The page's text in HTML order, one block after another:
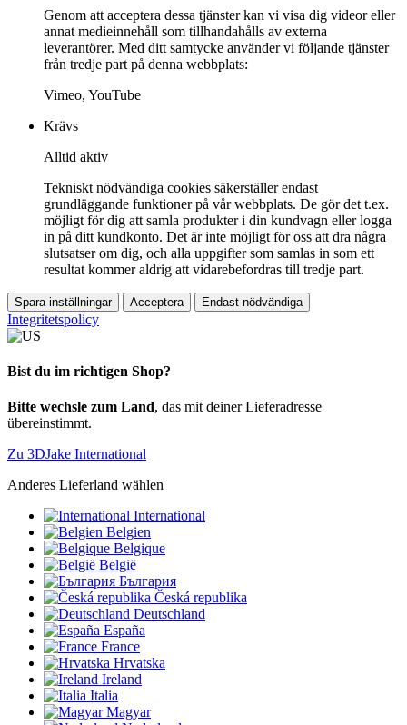
Genom att acceptera dessa tjänster kan vi visa dig videor eller
annat medieinnehåll som tillhandahålls av externa
leverantörer. Med ditt samtycke använder vi följande tjänster
från tredje part på denna webbplats:
Vimeo, YouTube
Krävs
Alltid aktiv
Tekniskt nödvändiga cookies säkerställer endast
grundläggande funktioner på vår webbplats. De gör det t.ex.
möjligt för dig att samla produkter i din kundvagn eller logga
in på ditt kundkonto. Det är inte möjligt för oss att dra några
slutsatser om dig, och alla uppgifter som samlas in som ett
resultat kommer aldrig att vidarebefordras till tredje part.
Spara inställningar Acceptera Endast nödvändiga
Integritetspolicy
Bist du im richtigen Shop?
Bitte wechsle zum Land, das mit deiner Lieferadresse
übereinstimmt.
Zu 3DJake International
Anderes Lieferland wählen
International
Belgien
Belgique
België
България
Česká republika
Deutschland
España
France
Hrvatska
Ireland
Italia
Magyar